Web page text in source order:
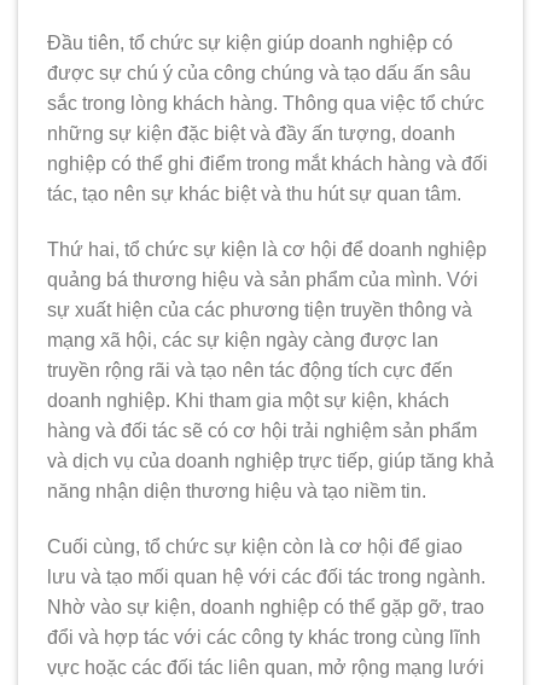
Đầu tiên, tổ chức sự kiện giúp doanh nghiệp có
được sự chú ý của công chúng và tạo dấu ấn sâu
sắc trong lòng khách hàng. Thông qua việc tổ chức
những sự kiện đặc biệt và đầy ấn tượng, doanh
nghiệp có thể ghi điểm trong mắt khách hàng và đối
tác, tạo nên sự khác biệt và thu hút sự quan tâm.
Thứ hai, tổ chức sự kiện là cơ hội để doanh nghiệp
quảng bá thương hiệu và sản phẩm của mình. Với
sự xuất hiện của các phương tiện truyền thông và
mạng xã hội, các sự kiện ngày càng được lan
truyền rộng rãi và tạo nên tác động tích cực đến
doanh nghiệp. Khi tham gia một sự kiện, khách
hàng và đối tác sẽ có cơ hội trải nghiệm sản phẩm
và dịch vụ của doanh nghiệp trực tiếp, giúp tăng khả
năng nhận diện thương hiệu và tạo niềm tin.
Cuối cùng, tổ chức sự kiện còn là cơ hội để giao
lưu và tạo mối quan hệ với các đối tác trong ngành.
Nhờ vào sự kiện, doanh nghiệp có thể gặp gỡ, trao
đổi và hợp tác với các công ty khác trong cùng lĩnh
vực hoặc các đối tác liên quan, mở rộng mạng lưới